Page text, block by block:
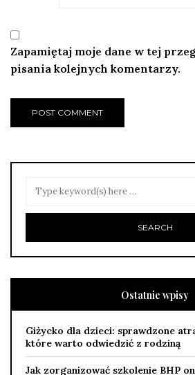
Zapamiętaj moje dane w tej
pisania kolejnych komentarzy.
Ostatnie wpisy
Giżycko dla dzieci: sprawdzone
które warto odwiedzić z rodziną
Jak zorganizować szkolenie BHP